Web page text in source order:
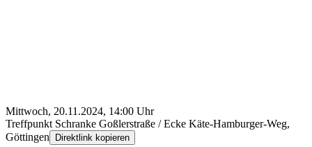
Mittwoch, 20.11.2024, 14:00 Uhr
Treffpunkt Schranke Goßler­straße / Ecke Käte-Hamburger-Weg,
Göttingen
Direktlink kopieren